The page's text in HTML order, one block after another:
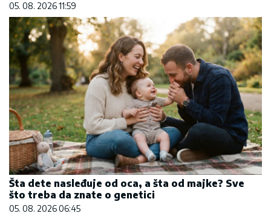
05. 08. 2026 11:59
Šta dete nasleđuje od oca, a šta od majke? Sve
što treba da znate o genetici
05. 08. 2026 06:45